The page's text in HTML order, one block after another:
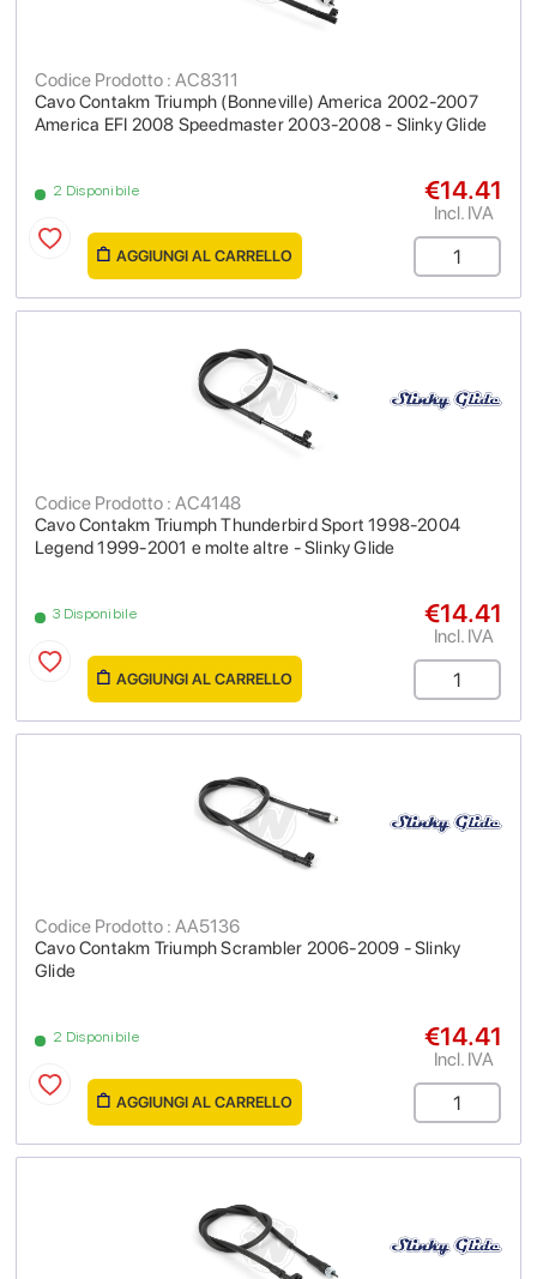
Cavo Contakm Triumph (Bonneville) America 2002-2007
America EFI 2008 Speedmaster 2003-2008 - Slinky Glide
Codice Prodotto : AC8311
2 Disponibile €14.41
Incl. IVA
AGGIUNGI AL CARRELLO
Cavo Contakm Triumph Thunderbird Sport 1998-2004
Legend 1999-2001 e molte altre - Slinky Glide
Codice Prodotto : AC4148
3 Disponibile €14.41
Incl. IVA
AGGIUNGI AL CARRELLO
Cavo Contakm Triumph Scrambler 2006-2009 - Slinky
Glide
Codice Prodotto : AA5136
2 Disponibile €14.41
Incl. IVA
AGGIUNGI AL CARRELLO